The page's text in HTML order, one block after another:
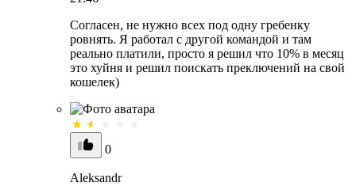
Согласен, не нужно всех под одну гребенку
ровнять. Я работал с другой командой и там
реально платили, просто я решил что 10% в месяц
это хуйня и решил поискать преключений на свой
кошелек)
0
Aleksandr